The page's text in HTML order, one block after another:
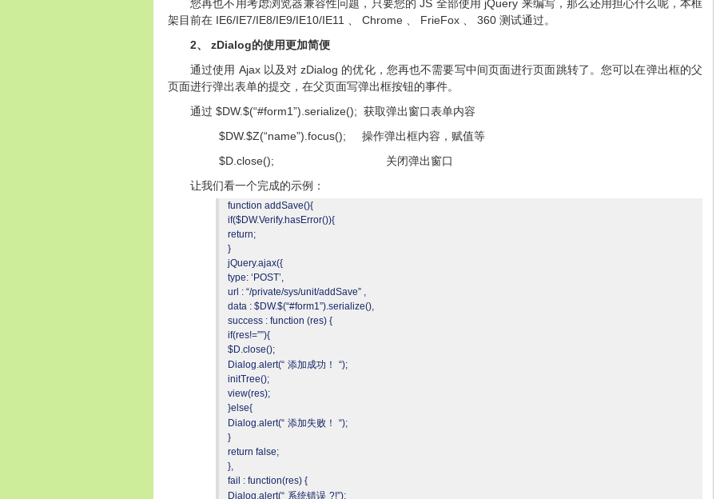
您再也不用考虑浏览器兼容性问题，只要您的 JS 全部使用 jQuery 来编写，那么还用担心什么呢，本框
架目前在 IE6/IE7/IE8/IE9/IE10/IE11 、 Chrome 、 FrieFox 、 360 测试通过。
2、 zDialog的使用更加简便
通过使用 Ajax 以及对 zDialog 的优化，您再也不需要写中间页面进行页面跳转了。您可以在弹出框的父
页面进行弹出表单的提交，在父页面写弹出框按钮的事件。
通过 $DW.$(“#form1”).serialize(); 获取弹出窗口表单内容
$DW.$Z(“name”).focus(); 操作弹出框内容，赋值等
$D.close(); 关闭弹出窗口
让我们看一个完成的示例：
function addSave(){
if($DW.Verify.hasError()){
return;
}
jQuery.ajax({
type: ‘POST’,
url : “/private/sys/unit/addSave” ,
data : $DW.$(“#form1”).serialize(),
success : function (res) {
if(res!=””){
$D.close();
Dialog.alert(“ 添加成功！
“);
initTree();
view(res);
}else{
Dialog.alert(“ 添加失败！
“);
}
return false;
},
fail : function(res) {
Dialog.alert(“ 系统错误 ?!”);